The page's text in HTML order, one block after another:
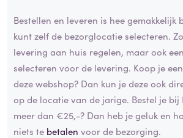
Bestellen en leveren is hee gemakkelijk
kunt zelf de bezorglocatie selecteren.
levering aan huis regelen, maar ook
selecteren voor de levering. Koop je
deze webshop? Dan kun je deze ook
op de locatie van de jarige. Bestel je bij
meer dan €25,-? Dan heb je geluk en
niets te betalen voor de bezorging.